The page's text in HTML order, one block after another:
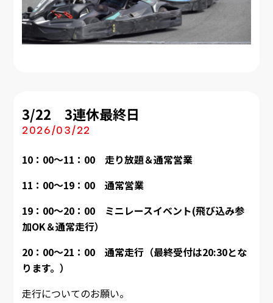
3/22 3連休最終日
2026/03/22
10：00～11：00 走り放題＆通常営業
11：00～19：00
通常営業
19：00～20：00 ミニレースイベント(飛び込み参
加OK＆通常走行）
20：00～21：00 通常走行（最終受付は20:30とな
ります。）
走行についてのお願い。